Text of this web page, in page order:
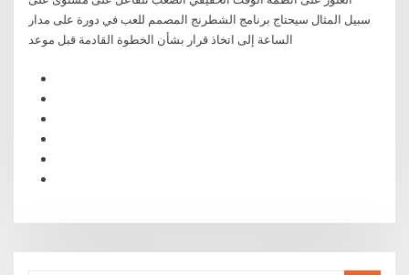
سبيل المثال سيحتاج برنامج الشطرنج المصمم للعب في دورة على مدار
الساعة إلى اتخاذ قرار بشأن الخطوة القادمة قبل موعد